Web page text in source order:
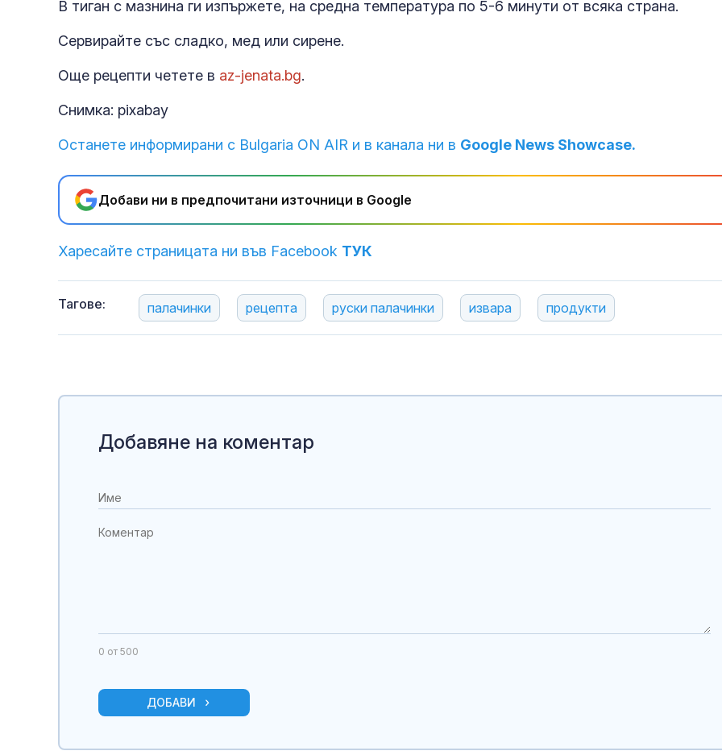
В тиган с мазнина ги изпържете, на средна температура по 5-6 минути от всяка страна.
Сервирайте със сладко, мед или сирене.
Още рецепти четете в az-jenata.bg.
Снимка: pixabay
Останете информирани с Bulgaria ON AIR и в канала ни в Google News Showcase.
Добави ни в предпочитани източници в Google
Харесайте страницата ни във Facebook ТУК
Тагове: палачинки рецепта руски палачинки извара продукти
Добавяне на коментар
0 от 500
ДОБАВИ